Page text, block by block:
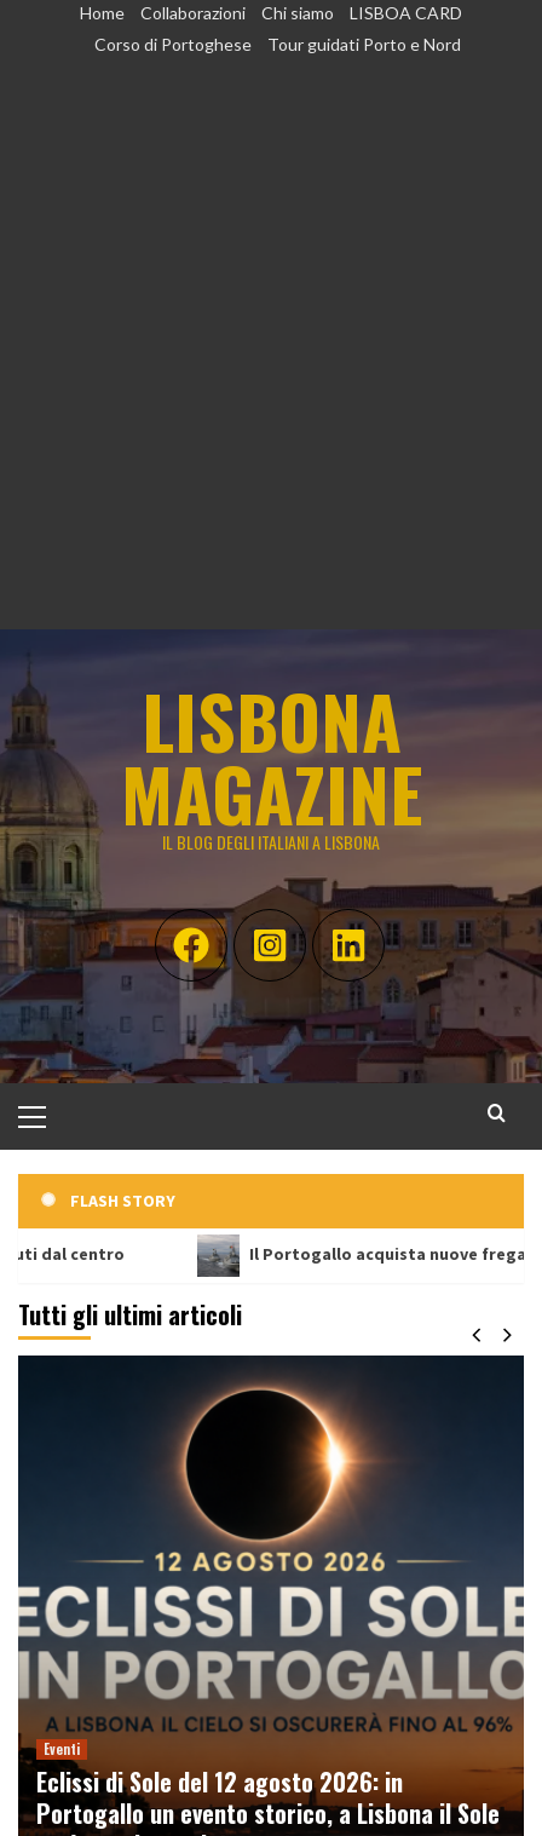
Home Collaborazioni Chi siamo
LISBOA CARD
Corso di Portoghese
Tour guidati Porto e Nord
LISBONA
MAGAZINE
IL BLOG DEGLI ITALIANI A LISBONA
principale
FLASH STORY
Il Portogallo acquista nuove fregate
Tutti gli ultimi articoli
Eventi
Eclissi di Sole del 12 agosto 2026: in
Portogallo un evento storico, a Lisbona il Sole